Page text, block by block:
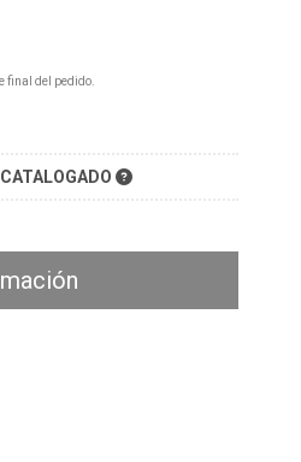
final del pedido.